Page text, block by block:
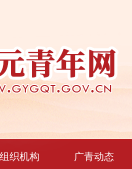
组织机构 广青动态
机构